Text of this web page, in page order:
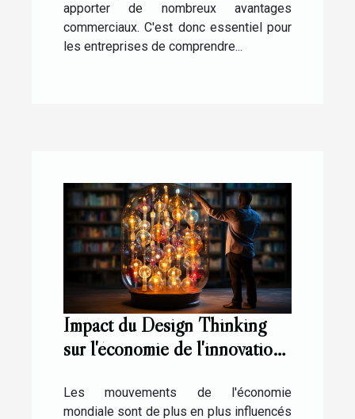
apporter de nombreux avantages
commerciaux. C'est donc essentiel pour
les entreprises de comprendre...
Impact du Design Thinking
sur l'économie de l'innovation
Les mouvements de l'économie
mondiale sont de plus en plus influencés